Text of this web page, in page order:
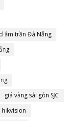
âm trần Đà Nẵng
giá vàng sài gòn SJC
hikvision